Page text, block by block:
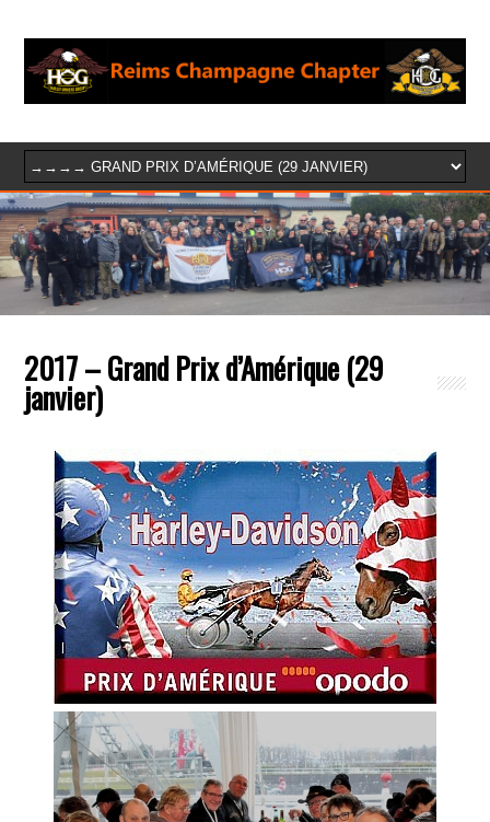
2017 – Grand Prix d’Amérique (29
janvier)